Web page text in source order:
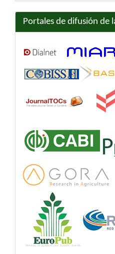
Portales de difusión de